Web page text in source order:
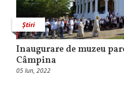
Știri
Inaugurare de muzeu
Câmpina
05 Iun, 2022